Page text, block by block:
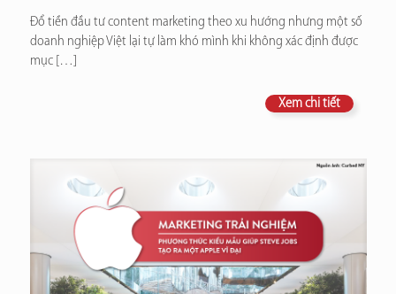
Đổ tiền đầu tư content marketing theo xu hướng nhưng một số
doanh nghiệp Việt lại tự làm khó mình khi không xác định được
mục[…]
Xem chi tiết